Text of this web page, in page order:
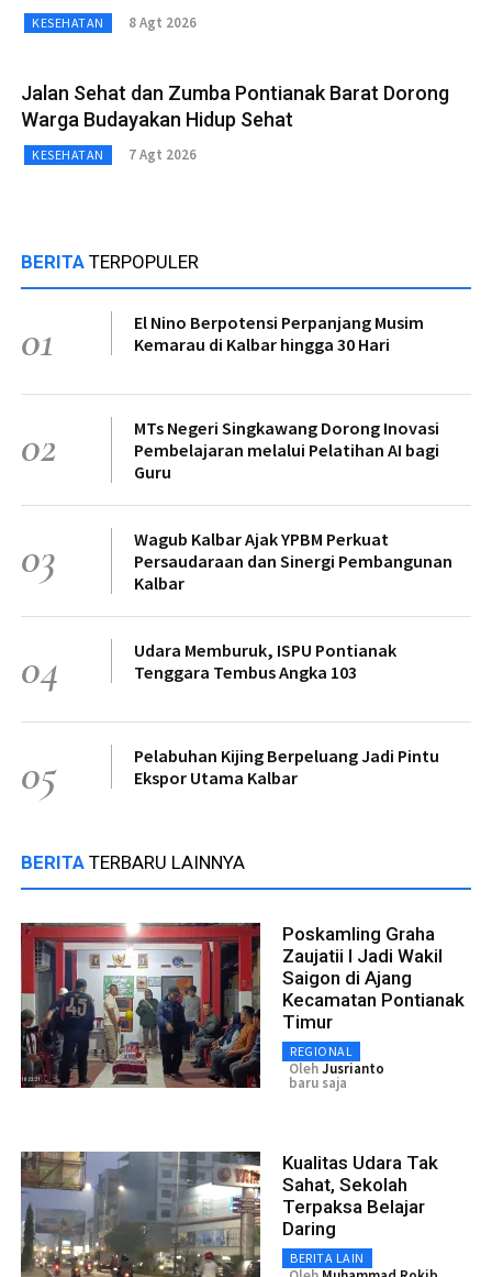
KESEHATAN 8 Agt 2026
Jalan Sehat dan Zumba Pontianak Barat Dorong
Warga Budayakan Hidup Sehat
KESEHATAN 7 Agt 2026
BERITA TERPOPULER
01
El Nino Berpotensi Perpanjang Musim
Kemarau di Kalbar hingga 30 Hari
02
MTs Negeri Singkawang Dorong Inovasi
Pembelajaran melalui Pelatihan AI bagi
Guru
03
Wagub Kalbar Ajak YPBM Perkuat
Persaudaraan dan Sinergi Pembangunan
Kalbar
04
Udara Memburuk, ISPU Pontianak
Tenggara Tembus Angka 103
05
Pelabuhan Kijing Berpeluang Jadi Pintu
Ekspor Utama Kalbar
BERITA TERBARU LAINNYA
Poskamling Graha
Zaujatii I Jadi Wakil
Saigon di Ajang
Kecamatan Pontianak
Timur
REGIONAL
OlehJusrianto
baru saja
Kualitas Udara Tak
Sahat, Sekolah
Terpaksa Belajar
Daring
BERITA LAIN